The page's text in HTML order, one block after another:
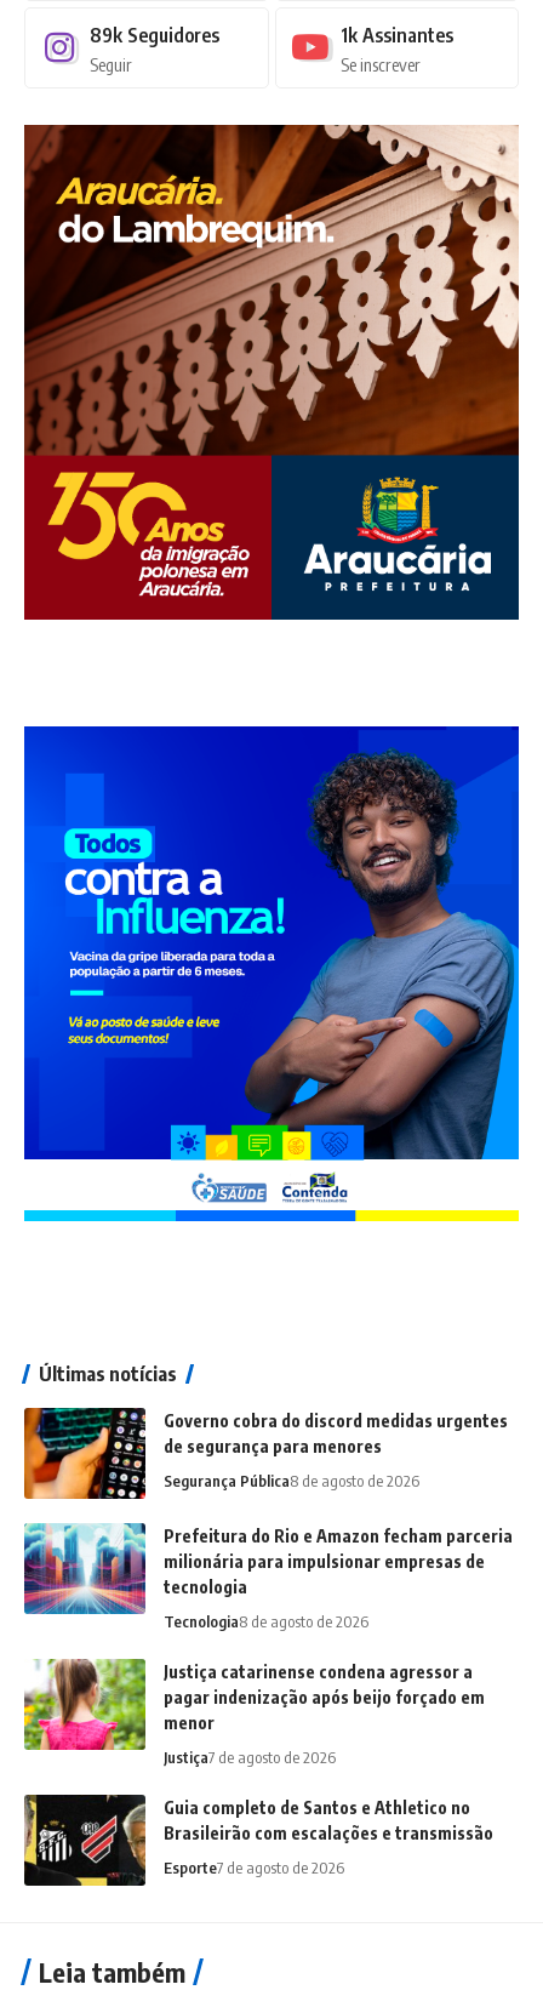
89k Seguidores
Seguir
1k Assinantes
Se inscrever
Últimas notícias
Governo cobra do discord medidas urgentes
de segurança para menores
Segurança Pública8 de agosto de 2026
Prefeitura do Rio e Amazon fecham parceria
milionária para impulsionar empresas de
tecnologia
Tecnologia8 de agosto de 2026
Justiça catarinense condena agressor a
pagar indenização após beijo forçado em
menor
Justiça7 de agosto de 2026
Guia completo de Santos e Athletico no
Brasileirão com escalações e transmissão
Esporte7 de agosto de 2026
Leia também